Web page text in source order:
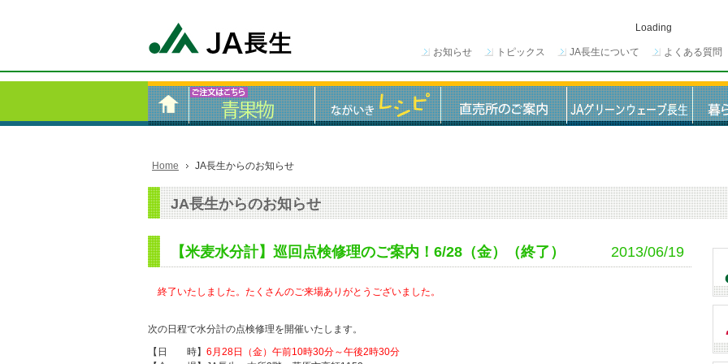
Loading
お知らせ トピックス JA長生について よくある質問
Home JA長生からのお知らせ
JA長生からのお知らせ
2013/06/19
【米麦水分計】巡回点検修理のご案内！6/28（金）（終了）
終了いたしました。たくさんのご来場ありがとうございました。
次の日程で水分計の点検修理を開催いたします。
【日 時】 6月28日（金）午前10時30分～午後2時30分